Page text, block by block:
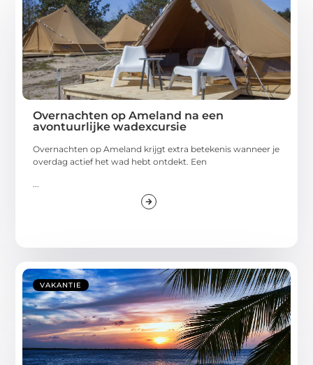
Overnachten op Ameland na een
avontuurlijke wadexcursie
Overnachten op Ameland krijgt extra betekenis wanneer je
overdag actief het wad hebt ontdekt. Een
...
VAKANTIE